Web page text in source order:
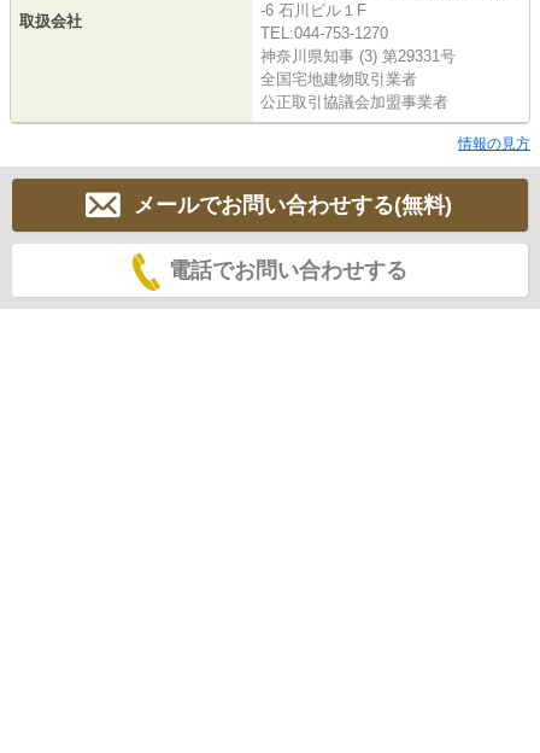
取扱会社
-6 石川ビル１F
TEL:044-753-1270
神奈川県知事 (3) 第29331号
全国宅地建物取引業者
公正取引協議会加盟事業者
情報の見方
メールでお問い合わせする(無料)
電話でお問い合わせする